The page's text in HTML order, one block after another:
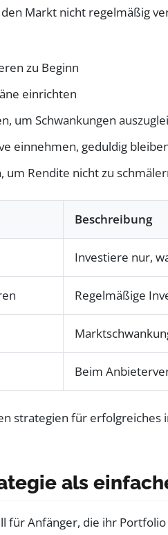
Markt nicht regelmäßig
zu Beginn
einrichten
um Schwankungen
einnehmen, geduldig
um Rendite nicht zu
Beschreibung
Investiere nur,
Regelmäßige
Beim
als
für Anfänger, die ihr